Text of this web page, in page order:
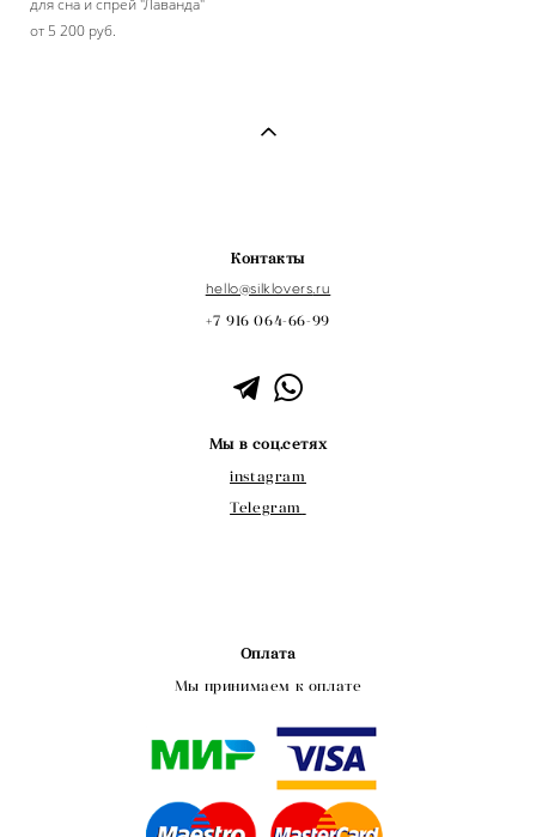
для сна и спрей "Лаванда"
от 5 200 pуб.
Контакты
hello@silklovers.ru
+7 916 064-66-99
Мы в соц.сетях
instagram
Telegram
Оплата
Мы принимаем к оплате